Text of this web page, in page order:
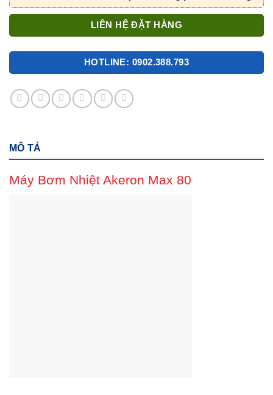
LIÊN HỆ ĐẶT HÀNG
HOTLINE: 0902.388.793
MÔ TẢ
Máy Bơm Nhiệt Akeron Max 80